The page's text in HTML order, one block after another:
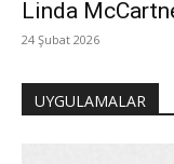
Linda
24 Şubat 2026
UYGULAMALAR